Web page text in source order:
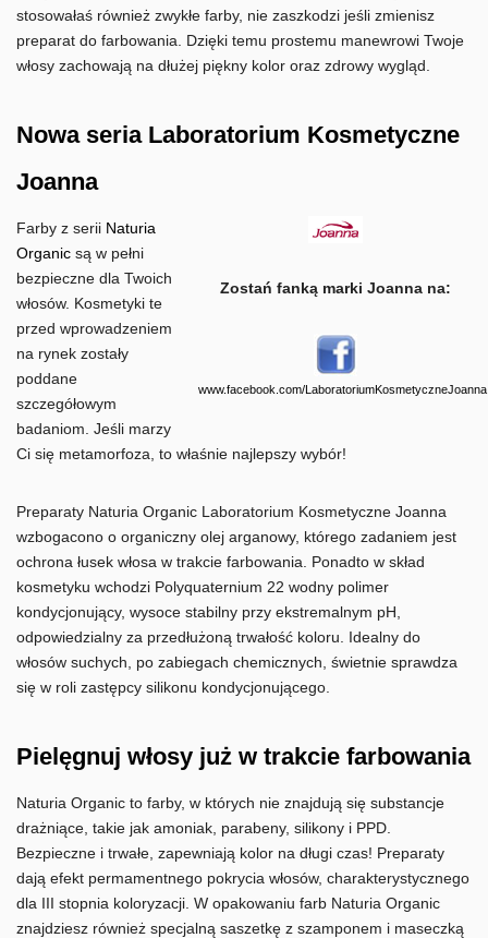
stosowałaś również zwykłe farby, nie zaszkodzi jeśli zmienisz
preparat do farbowania. Dzięki temu prostemu manewrowi Twoje
włosy zachowają na dłużej piękny kolor oraz zdrowy wygląd.
Nowa seria Laboratorium Kosmetyczne
Joanna
Zostań fanką marki Joanna na:
www.facebook.com/LaboratoriumKosmetyczneJoanna
Farby z serii Naturia
Organicsą w pełni
bezpieczne dla Twoich
włosów. Kosmetyki te
przed wprowadzeniem
na rynek zostały
poddane
szczegółowym
badaniom. Jeśli marzy
Ci się metamorfoza, to właśnie najlepszy wybór!
Preparaty Naturia Organic Laboratorium Kosmetyczne Joanna
wzbogacono o organiczny olej arganowy, którego zadaniem jest
ochrona łusek włosa w trakcie farbowania. Ponadto w skład
kosmetyku wchodzi Polyquaternium 22 wodny polimer
kondycjonujący, wysoce stabilny przy ekstremalnym pH,
odpowiedzialny za przedłużoną trwałość koloru. Idealny do
włosów suchych, po zabiegach chemicznych, świetnie sprawdza
się w roli zastępcy silikonu kondycjonującego.
Pielęgnuj włosy już w trakcie farbowania
Naturia Organic to farby, w których nie znajdują się substancje
drażniące, takie jak amoniak, parabeny, silikony i PPD.
Bezpieczne i trwałe, zapewniają kolor na długi czas! Preparaty
dają efekt permamentnego pokrycia włosów, charakterystycznego
dla III stopnia koloryzacji. W opakowaniu farb Naturia Organic
znajdziesz również specjalną saszetkę z szamponem i maseczką